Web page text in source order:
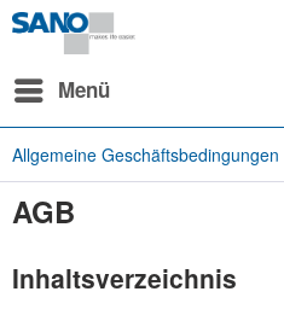
Menü
Allgemeine Geschäftsbedingungen
AGB
Inhaltsverzeichnis